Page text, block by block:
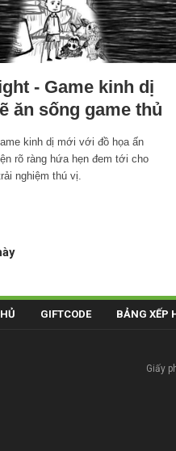
- Game kinh dị
ăn sống game thủ
kinh dị mới với đồ họa ấn
rõ ràng hứa hẹn đem tới cho
nghiệm thú vị.
GIFTCODE BẢNG XẾP
Giấy